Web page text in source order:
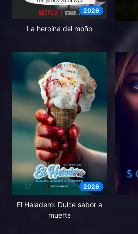
2026
La heroína del moño
2026
El Heladero: Dulce sabor a
muerte